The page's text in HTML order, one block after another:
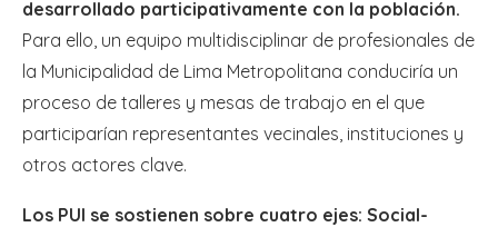
desarrollado participativamente con la población.
Para ello, un equipo multidisciplinar de profesionales de
la Municipalidad de Lima Metropolitana conduciría un
proceso de talleres y mesas de trabajo en el que
participarían representantes vecinales, instituciones y
otros actores clave.
Los PUI se sostienen sobre cuatro ejes: Social-